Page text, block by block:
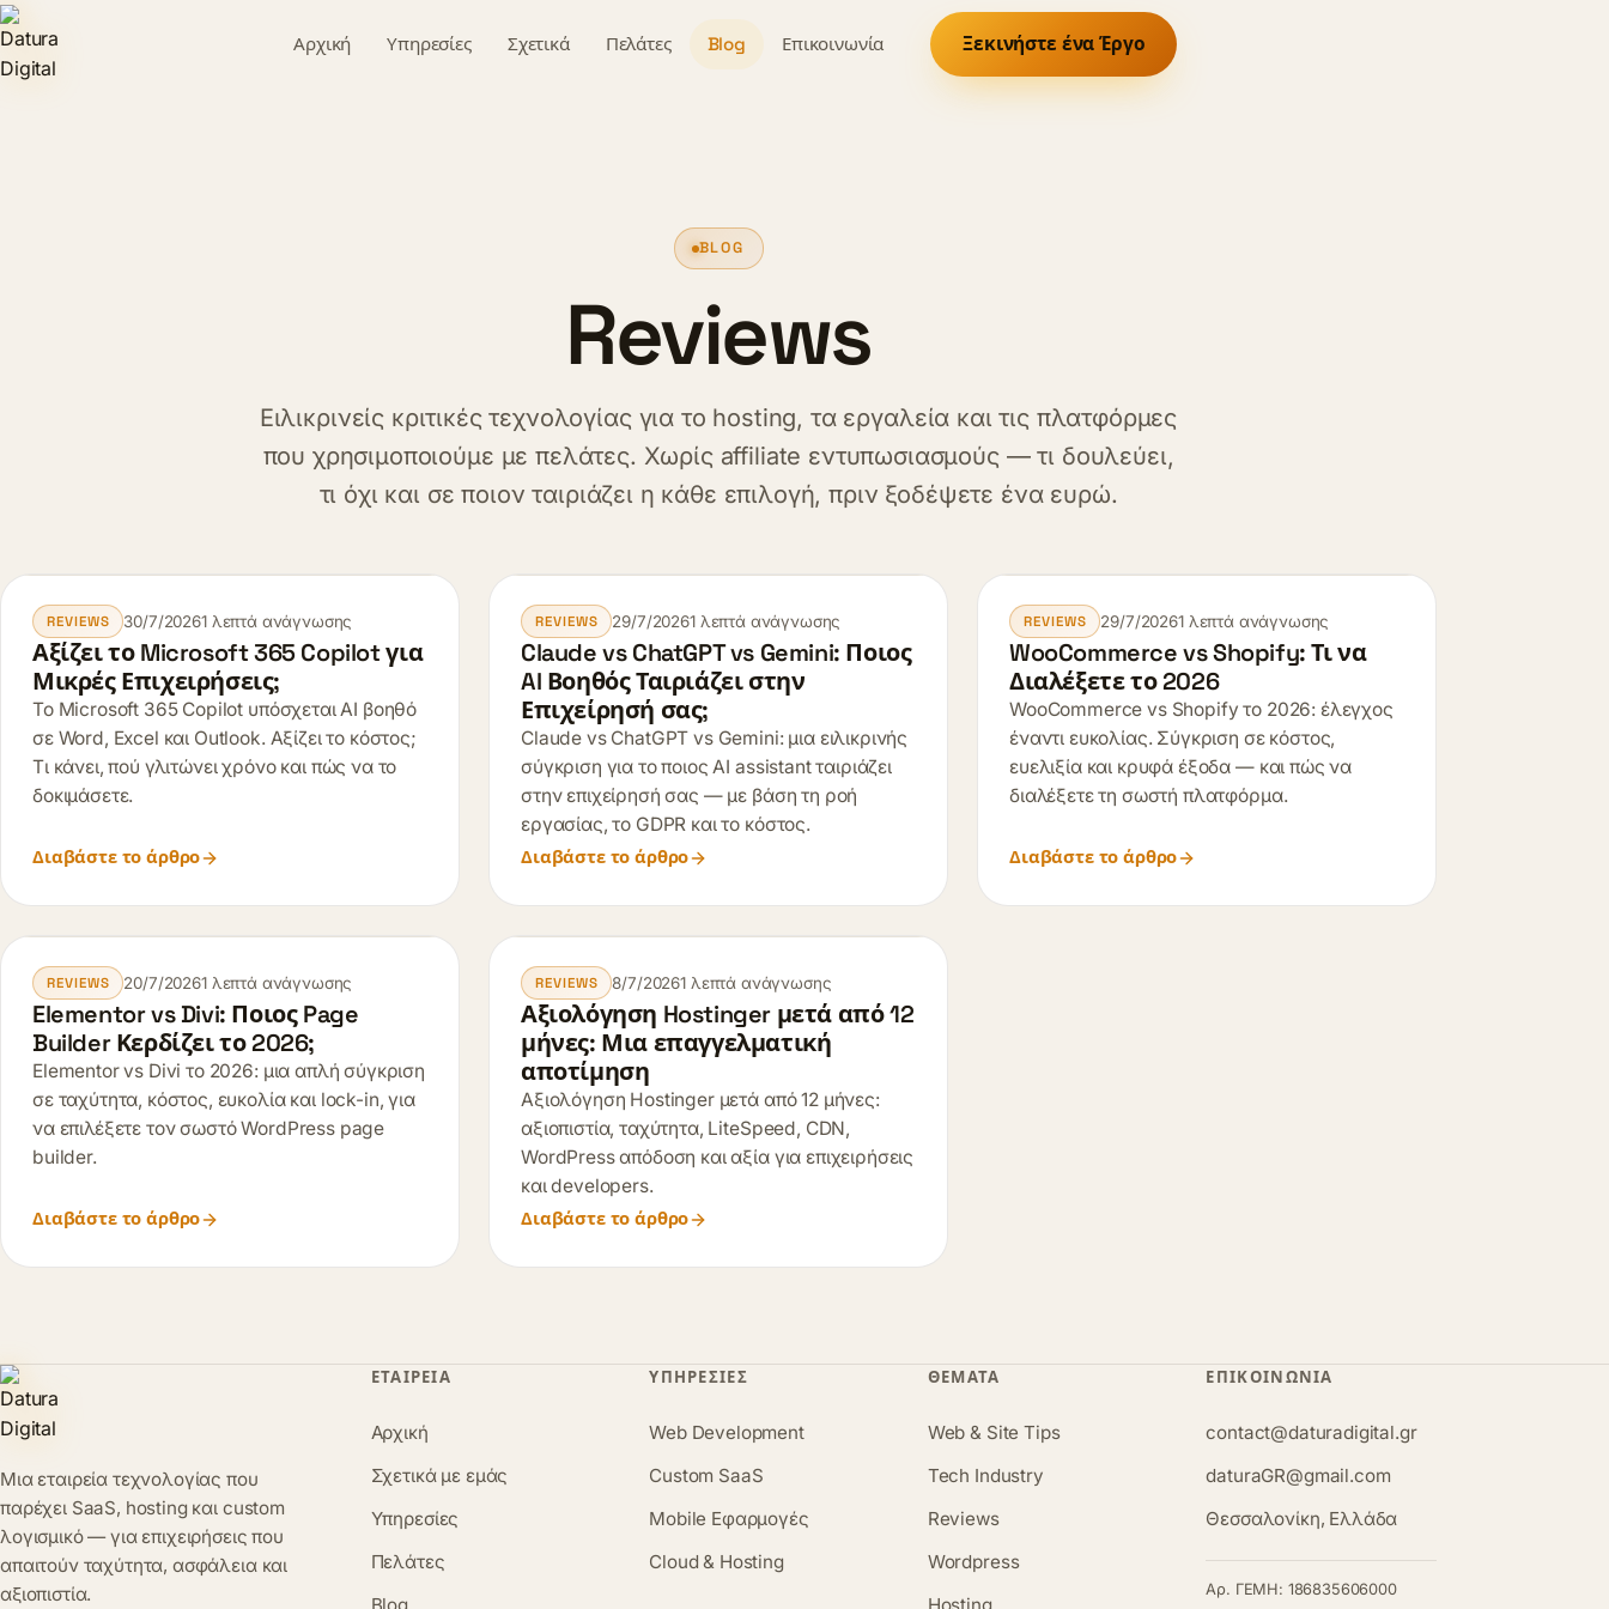
Αρχική Υπηρεσίες Σχετικά Πελάτες Blog Επικοινωνία Ξεκινήστε ένα Έργο
BLOG
Reviews
Ειλικρινείς κριτικές τεχνολογίας για το hosting, τα εργαλεία και τις πλατφόρμες
που χρησιμοποιούμε με πελάτες. Χωρίς affiliate εντυπωσιασμούς — τι δουλεύει,
τι όχι και σε ποιον ταιριάζει η κάθε επιλογή, πριν ξοδέψετε ένα ευρώ.
REVIEWS 30/7/20261 λεπτά ανάγνωσης
Αξίζει το Microsoft 365 Copilot για
Μικρές Επιχειρήσεις;
Το Microsoft 365 Copilot υπόσχεται AI βοηθό
σε Word, Excel και Outlook. Αξίζει το κόστος;
Τι κάνει, πού γλιτώνει χρόνο και πώς να το
δοκιμάσετε.
Διαβάστε το άρθρο
REVIEWS 29/7/20261 λεπτά ανάγνωσης
Claude vs ChatGPT vs Gemini: Ποιος
AI Βοηθός Ταιριάζει στην
Επιχείρησή σας;
Claude vs ChatGPT vs Gemini: μια ειλικρινής
σύγκριση για το ποιος AI assistant ταιριάζει
στην επιχείρησή σας — με βάση τη ροή
εργασίας, το GDPR και το κόστος.
Διαβάστε το άρθρο
REVIEWS 29/7/20261 λεπτά ανάγνωσης
WooCommerce vs Shopify: Τι να
Διαλέξετε το 2026
WooCommerce vs Shopify το 2026: έλεγχος
έναντι ευκολίας. Σύγκριση σε κόστος,
ευελιξία και κρυφά έξοδα — και πώς να
διαλέξετε τη σωστή πλατφόρμα.
Διαβάστε το άρθρο
REVIEWS 20/7/20261 λεπτά ανάγνωσης
Elementor vs Divi: Ποιος Page
Builder Κερδίζει το 2026;
Elementor vs Divi το 2026: μια απλή σύγκριση
σε ταχύτητα, κόστος, ευκολία και lock-in, για
να επιλέξετε τον σωστό WordPress page
builder.
Διαβάστε το άρθρο
REVIEWS 8/7/20261 λεπτά ανάγνωσης
Αξιολόγηση Hostinger μετά από 12
μήνες: Μια επαγγελματική
αποτίμηση
Αξιολόγηση Hostinger μετά από 12 μήνες:
αξιοπιστία, ταχύτητα, LiteSpeed, CDN,
WordPress απόδοση και αξία για επιχειρήσεις
και developers.
Διαβάστε το άρθρο
Μια εταιρεία τεχνολογίας που
παρέχει SaaS, hosting και custom
λογισμικό — για επιχειρήσεις που
απαιτούν ταχύτητα, ασφάλεια και
αξιοπιστία.
ΕΤΑΙΡΕΊΑ
Αρχική
Σχετικά με εμάς
Υπηρεσίες
Πελάτες
ΥΠΗΡΕΣΊΕΣ
Web Development
Custom SaaS
Mobile Εφαρμογές
Cloud & Hosting
ΘΈΜΑΤΑ
Web & Site Tips
Tech Industry
Reviews
Wordpress
ΕΠΙΚΟΙΝΩΝΊΑ
contact@daturadigital.gr
daturaGR@gmail.com
Θεσσαλονίκη, Ελλάδα
Αρ. ΓΕΜΗ: 186835606000